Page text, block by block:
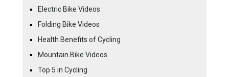
Electric Bike Videos
Folding Bike Videos
Health Benefits of Cycling
Mountain Bike Videos
Top 5 in Cycling